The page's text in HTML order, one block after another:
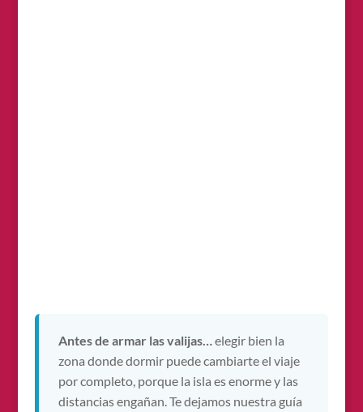
Antes de armar las valijas…
elegir bien la
zona donde dormir puede cambiarte el viaje
por completo, porque la isla es enorme y las
distancias engañan. Te dejamos nuestra guía